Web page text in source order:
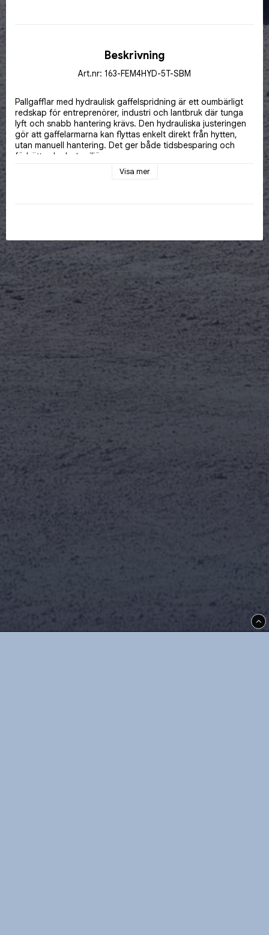
Beskrivning
Art.nr: 163-FEM4HYD-5T-SBM
Pallgafflar med hydraulisk gaffelspridning är ett oumbärligt
redskap för entreprenörer, industri och lantbruk där tunga
lyft och snabb hantering krävs. Den hydrauliska justeringen
gör att gaffelarmarna kan flyttas enkelt direkt från hytten,
utan manuell hantering. Det ger både tidsbesparing och
förbättrad arbetsmiljö.
exceptionell styrka och lång livslängd även vid frekvent
användning under hårda förhållanden.
Pallgafflarna är dimensionerade för en kapacitet på 5 ton ,
vilket gör dem till ett robust val för tyngre lyft inom bygg,
lantbruk och industri.
Fördelar med våra pallgafflar 5 ton hydrauliska:
Hydraulisk gaffelspridning för smidig justering
CE-märkta & uppfyller ISO-2328
Smidda helhärdade gaffelben för lång livslängd
Visa mer